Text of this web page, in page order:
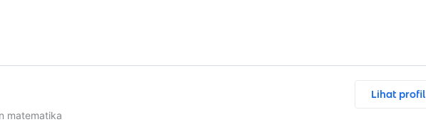
matematika
Lihat profil